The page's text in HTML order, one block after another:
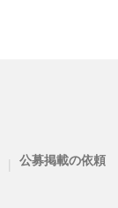
| 公募掲載の依頼